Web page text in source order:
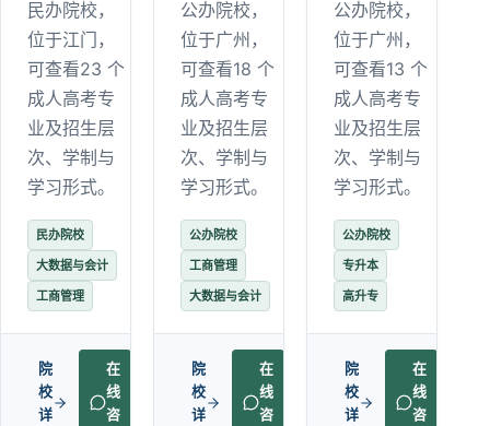
民办院校，
位于江门，
可查看23 个
成人高考专
业及招生层
次、学制与
学习形式。
民办院校
大数据与会计
工商管理
院
校
详
在
线
咨
公办院校，
位于广州，
可查看18 个
成人高考专
业及招生层
次、学制与
学习形式。
公办院校
工商管理
大数据与会计
院
校
详
在
线
咨
公办院校，
位于广州，
可查看13 个
成人高考专
业及招生层
次、学制与
学习形式。
公办院校
专升本
高升专
院
校
详
在
线
咨